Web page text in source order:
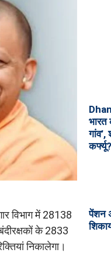
विभाग में 28138
के 2833
निकालेगा।
भारत
कर्फ्यू?
पेंशन